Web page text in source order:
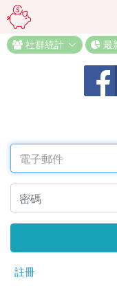
社群統計 最
註冊